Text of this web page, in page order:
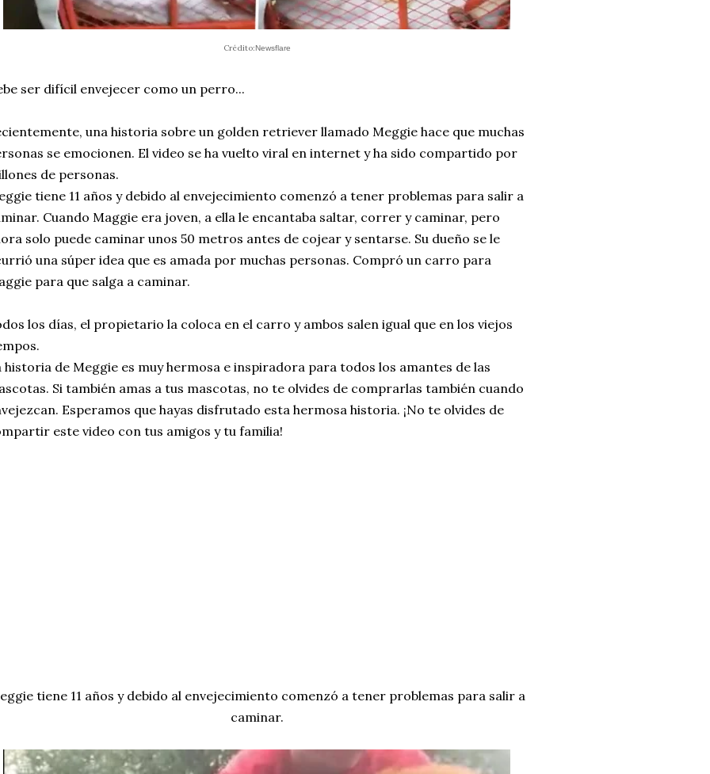
Crédito:Newsflare
ser difícil envejecer como un perro...
una historia sobre un golden retriever llamado Meggie hace que muchas
se emocionen. El video se ha vuelto viral en internet y ha sido compartido por
de personas.
tiene 11 años y debido al envejecimiento comenzó a tener problemas para salir a
Cuando Maggie era joven, a ella le encantaba saltar, correr y caminar, pero
solo puede caminar unos 50 metros antes de cojear y sentarse. Su dueño se le
una súper idea que es amada por muchas personas. Compró un carro para
para que salga a caminar.
los días, el propietario la coloca en el carro y ambos salen igual que en los viejos
historia de Meggie es muy hermosa e inspiradora para todos los amantes de las
Si también amas a tus mascotas, no te olvides de comprarlas también cuando
Esperamos que hayas disfrutado esta hermosa historia. ¡No te olvides de
este video con tus amigos y tu familia!
tiene 11 años y debido al envejecimiento comenzó a tener problemas para salir a
caminar.